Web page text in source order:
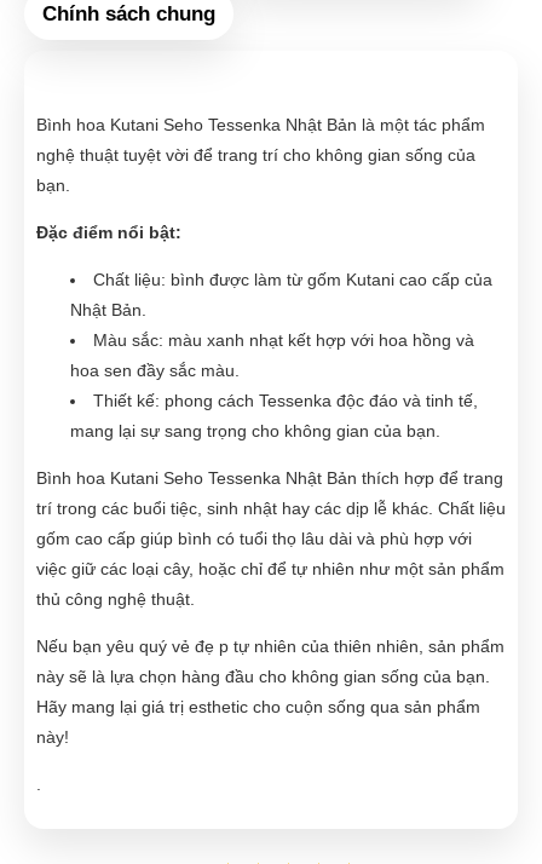
Chính sách chung
Bình hoa Kutani Seho Tessenka Nhật Bản là một tác phẩm
nghệ thuật tuyệt vời để trang trí cho không gian sống của
bạn.
Đặc điểm nổi bật:
Chất liệu: bình được làm từ gốm Kutani cao cấp của
Nhật Bản.
Màu sắc: màu xanh nhạt kết hợp với hoa hồng và
hoa sen đầy sắc màu.
Thiết kế: phong cách Tessenka độc đáo và tinh tế,
mang lại sự sang trọng cho không gian của bạn.
Bình hoa Kutani Seho Tessenka Nhật Bản thích hợp để trang
trí trong các buổi tiệc, sinh nhật hay các dịp lễ khác. Chất liệu
gốm cao cấp giúp bình có tuổi thọ lâu dài và phù hợp với
việc giữ các loại cây, hoặc chỉ để tự nhiên như một sản phẩm
thủ công nghệ thuật.
Nếu bạn yêu quý vẻ đẹ p tự nhiên của thiên nhiên, sản phẩm
này sẽ là lựa chọn hàng đầu cho không gian sống của bạn.
Hãy mang lại giá trị esthetic cho cuộn sống qua sản phẩm
này!